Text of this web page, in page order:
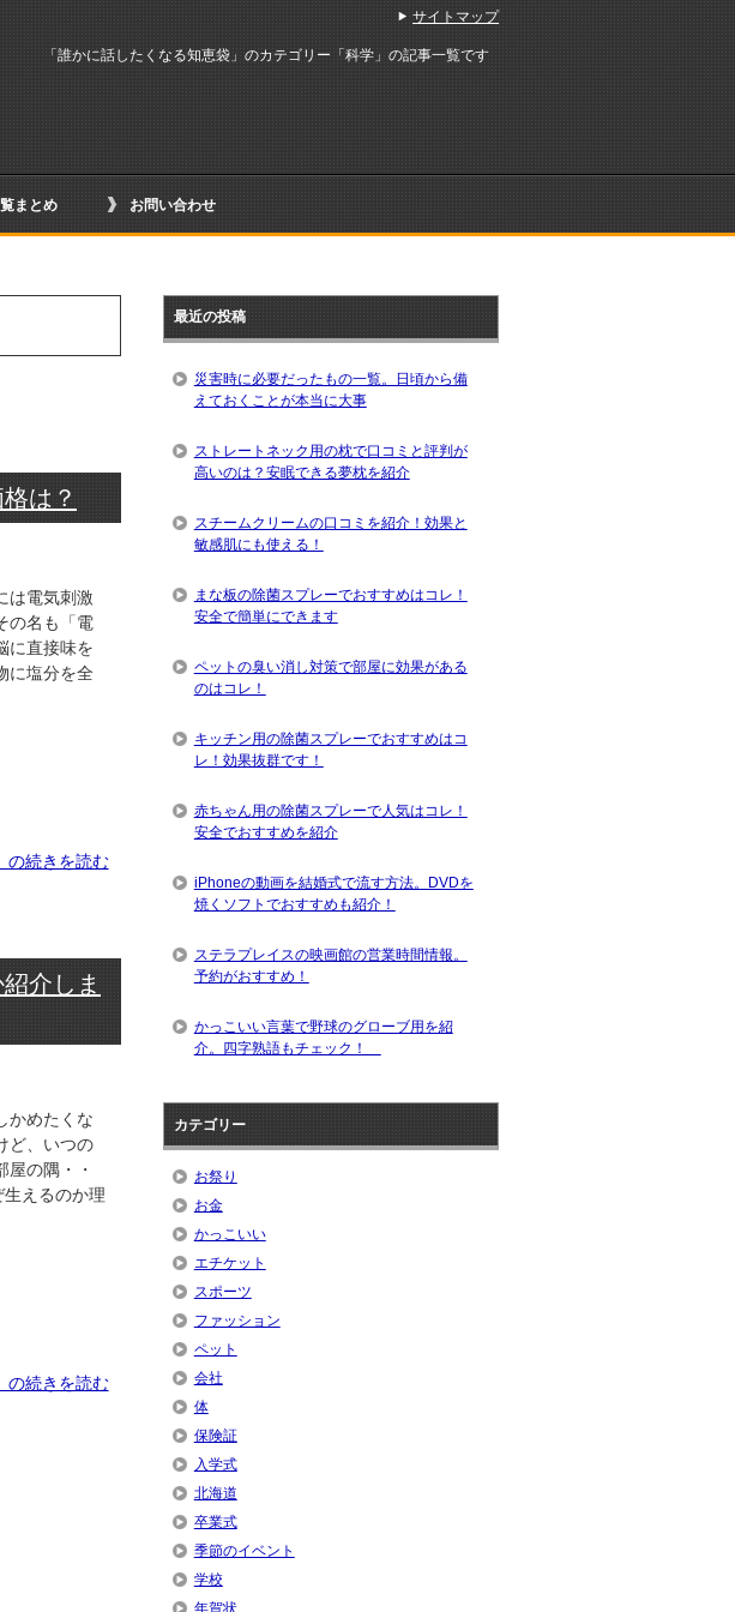
「誰かに話したくなる知恵袋」のカテゴリー「科学」の記事一覧です
まとめ お問い合わせ
は？
は電気刺激
の名も「電
に直接味を
に塩分を全
の続きを読む
介しま
かめたくな
ど、いつの
屋の隅・・
えるのか理
の続きを読む
最近の投稿
災害時に必要だったもの一覧。日頃から備
えておくことが本当に大事
ストレートネック用の枕で口コミと評判が
高いのは？安眠できる夢枕を紹介
スチームクリームの口コミを紹介！効果と
敏感肌にも使える！
まな板の除菌スプレーでおすすめはコレ！
安全で簡単にできます
ペットの臭い消し対策で部屋に効果がある
のはコレ！
キッチン用の除菌スプレーでおすすめはコ
レ！効果抜群です！
赤ちゃん用の除菌スプレーで人気はコレ！
安全でおすすめを紹介
iPhoneの動画を結婚式で流す方法。DVDを
焼くソフトでおすすめも紹介！
ステラプレイスの映画館の営業時間情報。
予約がおすすめ！
かっこいい言葉で野球のグローブ用を紹
介。四字熟語もチェック！
カテゴリー
お祭り
お金
かっこいい
エチケット
スポーツ
ファッション
ペット
会社
体
保険証
入学式
北海道
卒業式
季節のイベント
学校
年賀状
サイトマップ